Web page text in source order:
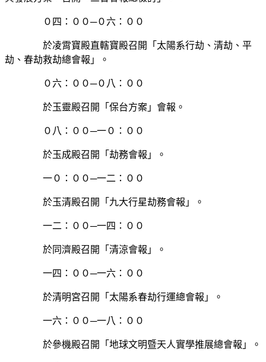
０四：００─０六：００
於凌霄寶殿直轄寶殿召開「太陽系行劫、清劫、平
劫、春劫救劫總會報」。
０六：００─０八：００
於玉靈殿召開「保台方案」會報。
０八：００─一０：００
於玉成殿召開「劫務會報」。
一０：００─一二：００
於玉清殿召開「九大行星劫務會報」。
一二：００─一四：００
於同濟殿召開「清涼會報」。
一四：００─一六：００
於清明宮召開「太陽系春劫行運總會報」。
一六：００─一八：００
於參機殿召開「地球文明暨天人實學推展總會報」。